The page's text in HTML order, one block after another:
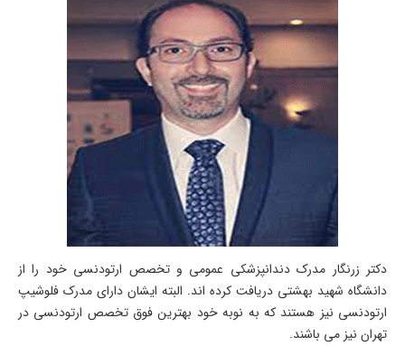
دکتر زرنگار مدرک دندانپزشکی عمومی و تخصص ارتودنسی خود را از
دانشگاه شهید بهشتی دریافت کرده اند. البته ایشان دارای مدرک فلوشیپ
ارتودنسی نیز هستند که به نوبه خود بهترین فوق تخصص ارتودنسی در
تهران نیز می باشند.